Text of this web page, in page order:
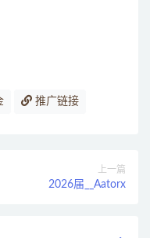
推广链接
上一篇
2026届__Aatorx